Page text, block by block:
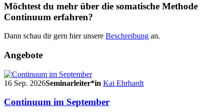
Möchtest du mehr über die somatische Methode
Continuum erfahren?
Dann schau dir gern hier unsere Beschreibung an.
Angebote
16 Sep. 2026Seminarleiter*in Kai Ehrhardt
Continuum im September